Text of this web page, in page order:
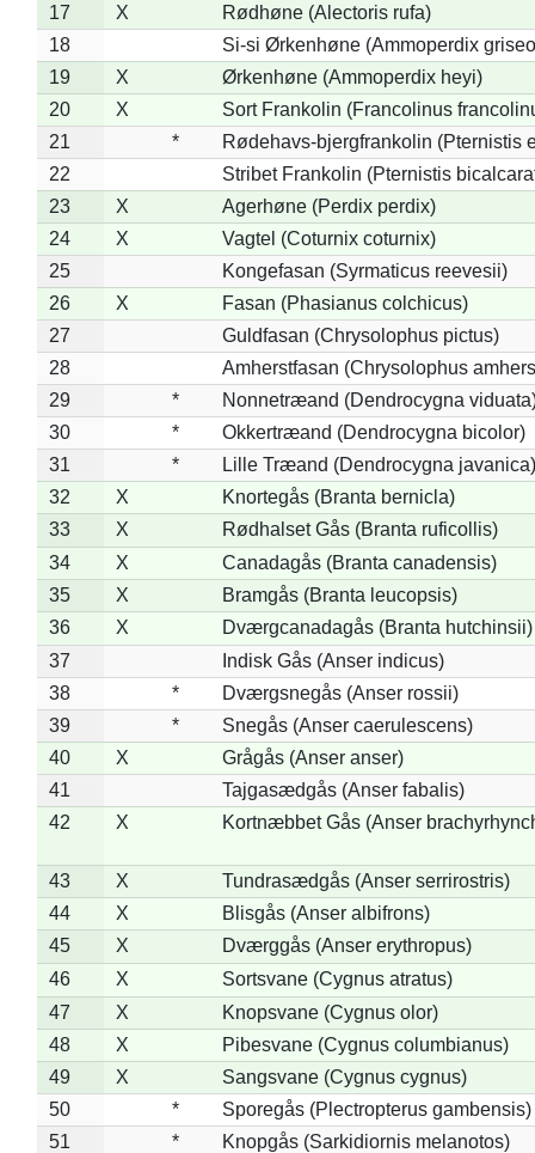
17
X
Rødhøne (Alectoris rufa)
18
Si-si Ørkenhøne (Ammoperdix
19
X
Ørkenhøne (Ammoperdix heyi)
20
X
Sort Frankolin (Francolinus
21
*
Rødehavs-bjergfrankolin (Pternistis
22
Stribet Frankolin (Pternistis
23
X
Agerhøne (Perdix perdix)
24
X
Vagtel (Coturnix coturnix)
25
Kongefasan (Syrmaticus reevesii)
26
X
Fasan (Phasianus colchicus)
27
Guldfasan (Chrysolophus pictus)
28
Amherstfasan (Chrysolophus
29
*
Nonnetræand (Dendrocygna
30
*
Okkertræand (Dendrocygna bicolor)
31
*
Lille Træand (Dendrocygna javanica)
32
X
Knortegås (Branta bernicla)
33
X
Rødhalset Gås (Branta ruficollis)
34
X
Canadagås (Branta canadensis)
35
X
Bramgås (Branta leucopsis)
36
X
Dværgcanadagås (Branta hutchinsii)
37
Indisk Gås (Anser indicus)
38
*
Dværgsnegås (Anser rossii)
39
*
Snegås (Anser caerulescens)
40
X
Grågås (Anser anser)
41
Tajgasædgås (Anser fabalis)
42
X Kortnæbbet Gås (Anser
43 X
Tundrasædgås (Anser serrirostris)
44
X
Blisgås (Anser albifrons)
45
X
Dværggås (Anser erythropus)
46
X
Sortsvane (Cygnus atratus)
47
X
Knopsvane (Cygnus olor)
48
X
Pibesvane (Cygnus columbianus)
49
X
Sangsvane (Cygnus cygnus)
50
*
Sporegås (Plectropterus gambensis)
51
*
Knopgås (Sarkidiornis melanotos)